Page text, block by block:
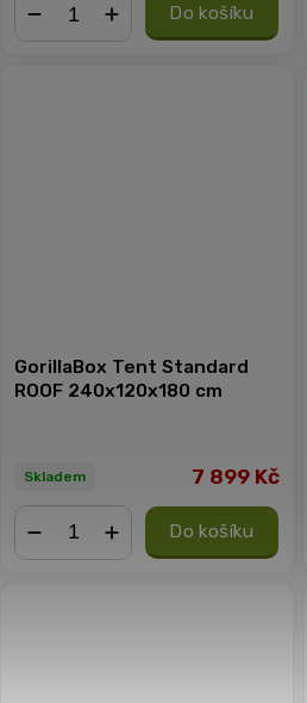
Do košíku
GorillaBox Tent Standard
ROOF 240x120x180 cm
Skladem 7 899 Kč
Do košíku